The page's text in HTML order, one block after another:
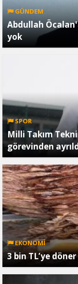
GÜNDEM
Abdullah
yok
SPOR
Milli Takım
görevinden
EKONOMİ
3 bin TL’ye